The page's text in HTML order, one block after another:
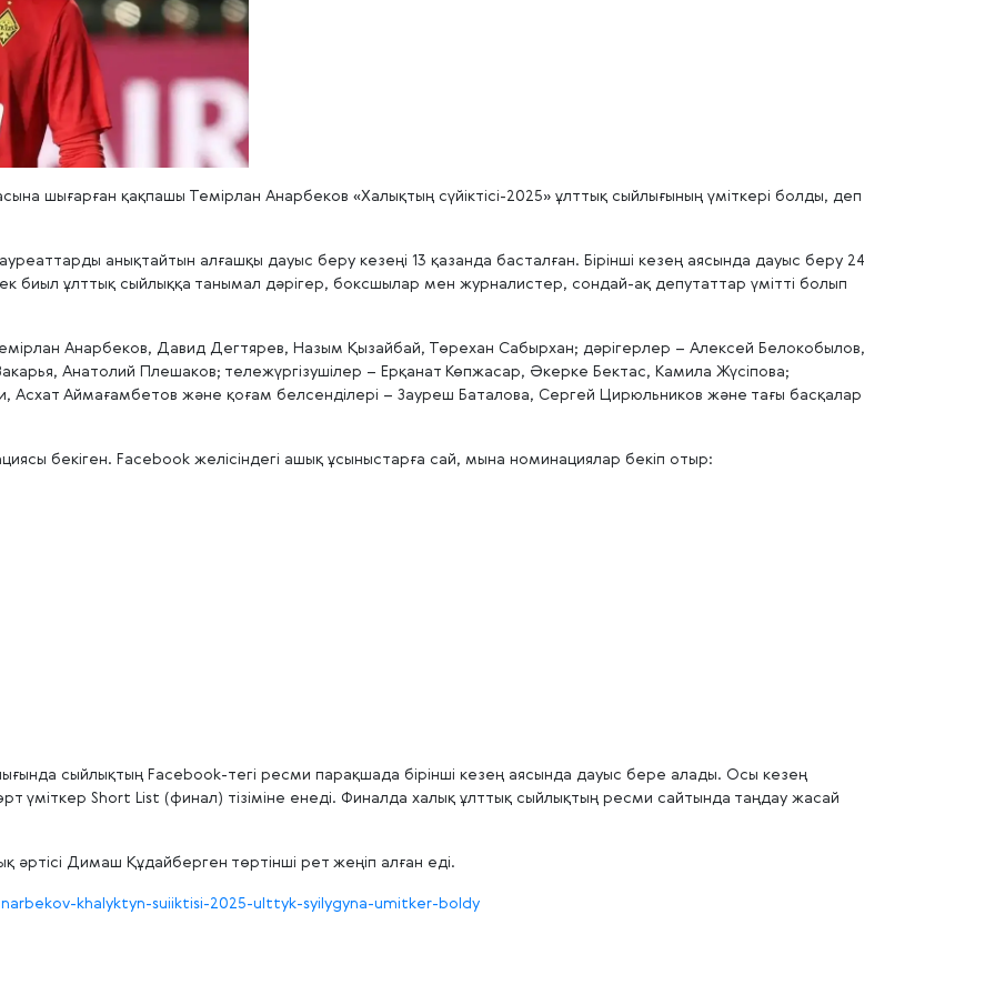
шығарған қақпашы Темірлан Анарбеков «Халықтың сүйіктісі-2025» ұлттық сыйлығының үміткері болды, деп
анықтайтын алғашқы дауыс беру кезеңі 13 қазанда басталған. Бірінші кезең аясында дауыс беру 24
биыл ұлттық сыйлыққа танымал дәрігер, боксшылар мен журналистер, сондай-ақ депутаттар үмітті болып
Анарбеков, Давид Дегтярев, Назым Қызайбай, Төрехан Сабырхан; дәрігерлер – Алексей Белокобылов,
Анатолий Плешаков; тележүргізушілер – Ерқанат Көпжасар, Әкерке Бектас, Камила Жүсіпова;
Асхат Аймағамбетов және қоғам белсенділері – Зауреш Баталова, Сергей Цирюльников және тағы басқалар
бекіген. Facebook желісіндегі ашық ұсыныстарға сай, мына номинациялар бекіп отыр:
сыйлықтың Facebook-тегі ресми парақшада бірінші кезең аясында дауыс бере алады. Осы кезең
үміткер Short List (финал) тізіміне енеді. Финалда халық ұлттық сыйлықтың ресми сайтында таңдау жасай
әртісі Димаш Құдайберген төртінші рет жеңіп алған еді.
khalyktyn-suiiktisi-2025-ulttyk-syilygyna-umitker-boldy